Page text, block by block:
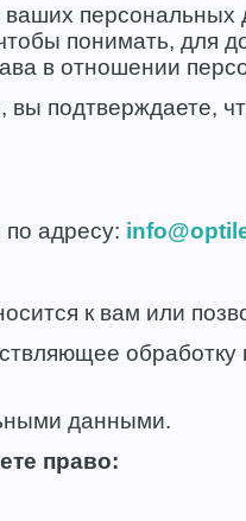
персональных
понимать, для
в отношении
подтверждаете,
адресу:
к вам или
данными.
право: